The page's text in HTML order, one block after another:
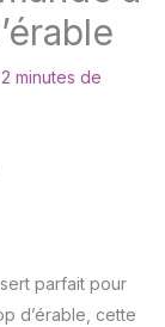
2 minutes de
parfait pour
d’érable, cette